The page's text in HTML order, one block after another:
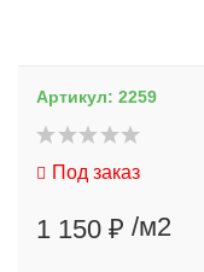
Артикул: 2259
Под заказ
1 150 ₽ /м2